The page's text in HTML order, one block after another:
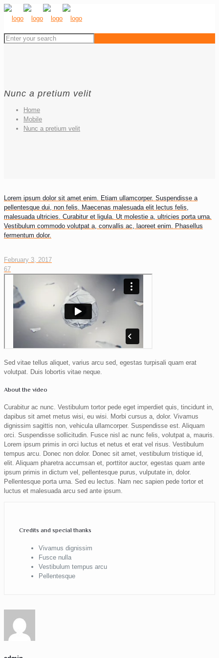
Nunc a pretium velit
Home
Mobile
Nunc a pretium velit
Lorem ipsum dolor sit amet enim. Etiam ullamcorper. Suspendisse a
pellentesque dui, non felis. Maecenas malesuada elit lectus felis,
malesuada ultricies. Curabitur et ligula. Ut molestie a, ultricies porta urna.
Vestibulum commodo volutpat a, convallis ac, laoreet enim. Phasellus
fermentum dolor.
February 3, 2017
67
Sed vitae tellus aliquet, varius arcu sed, egestas turpisali quam erat
volutpat. Duis lobortis vitae neque.
About the video
Curabitur ac nunc. Vestibulum tortor pede eget imperdiet quis, tincidunt in,
dapibus sit amet metus wisi, eu wisi. Morbi cursus a, dolor. Vivamus
dignissim sagittis non, vehicula ullamcorper. Suspendisse est. Aliquam
orci. Suspendisse sollicitudin. Fusce nisl ac nunc felis, volutpat a, mauris.
Lorem ipsum primis in orci luctus et netus et erat vel risus. Vestibulum
tempus arcu. Donec non dolor. Donec sit amet, vestibulum tristique id,
elit. Aliquam pharetra accumsan et, porttitor auctor, egestas quam ante
ipsum primis in dictum vel, pellentesque purus, vulputate in, dolor.
Pellentesque porta urna. Sed eu lectus. Nam nec sapien pede tortor et
luctus et malesuada arcu sed ante ipsum.
Credits and special thanks
Vivamus dignissim
Fusce nulla
Vestibulum tempus arcu
Pellentesque